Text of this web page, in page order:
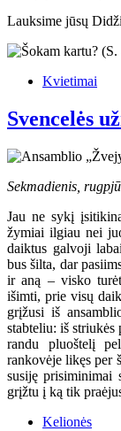
Lauksime jūsų
Kvietimai
Svencelės
Sekmadienis,
Jau ne sykį
žymiai ilgiau nei
daiktus galvoji
bus šilta, dar
ir aną – visko
išimti, prie visų
grįžusi iš
stabteliu: iš striukės
randu pluoštelį
rankovėje likęs per
susiję prisiminimai
grįžtu į ką tik
Kelionės